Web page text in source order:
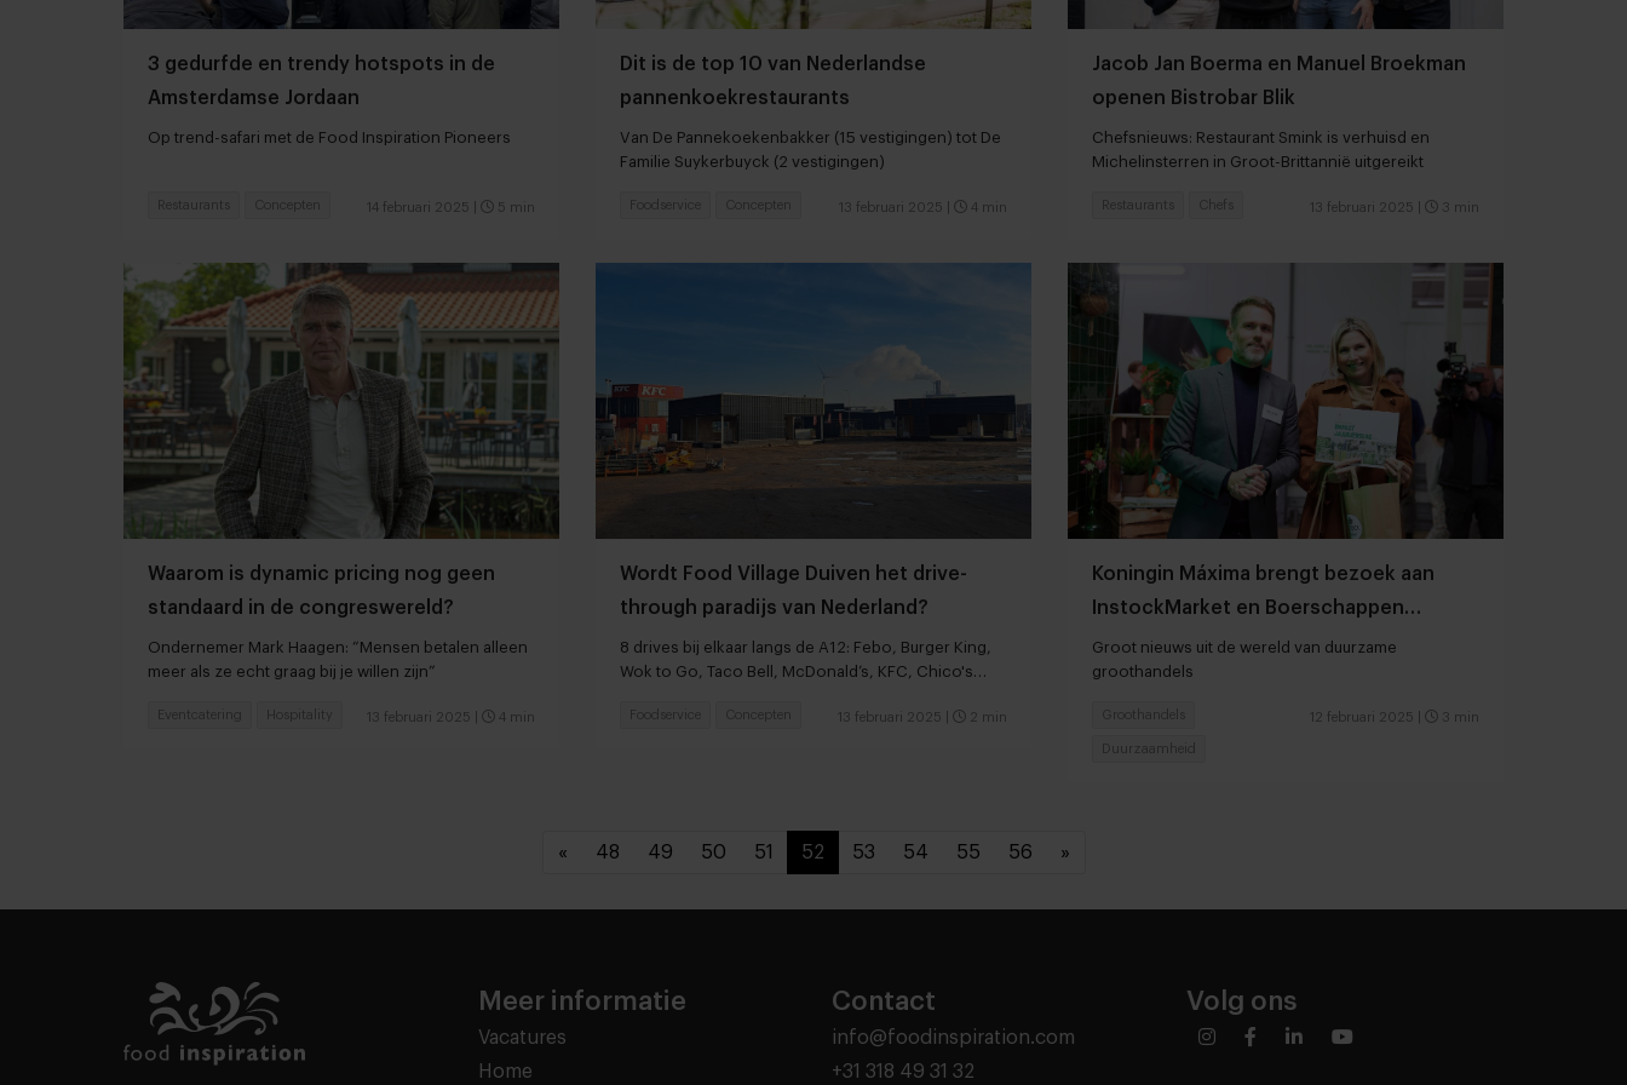
3 gedurfde en trendy hotspots in de
Amsterdamse Jordaan
Op trend-safari met de Food Inspiration Pioneers
14 februari 2025 5 min
Restaurants Concepten
Dit is de top 10 van Nederlandse
pannenkoekrestaurants
Van De Pannekoekenbakker (15 vestigingen) tot De
Familie Suykerbuyck (2 vestigingen)
13 februari 2025 4 min
Foodservice Concepten
Jacob Jan Boerma en Manuel Broekman
openen Bistrobar Blik
Chefsnieuws: Restaurant Smink is verhuisd en
Michelinsterren in Groot-Brittannië uitgereikt
13 februari 2025 3 min
Restaurants Chefs
Waarom is dynamic pricing nog geen
standaard in de congreswereld?
Ondernemer Mark Haagen: “Mensen betalen alleen
meer als ze echt graag bij je willen zijn”
13 februari 2025 4 min
Eventcatering Hospitality
Wordt Food Village Duiven het drive-
through paradijs van Nederland?
8 drives bij elkaar langs de A12: Febo, Burger King,
Wok to Go, Taco Bell, McDonald’s, KFC, Chico's
13 februari 2025 2 min
Foodservice Concepten
Koningin Máxima brengt bezoek aan
InstockMarket en Boerschappen
lanceert Versgroothandel met Vitam als
klant
Groot nieuws uit de wereld van duurzame
groothandels
12 februari 2025 3 min
Groothandels
Duurzaamheid
« 48 49 50 51 52 53 54 55 56 »
Meer informatie
Vacatures
Home
Contact
info@foodinspiration.com
+31 318 49 31 32
Volg ons